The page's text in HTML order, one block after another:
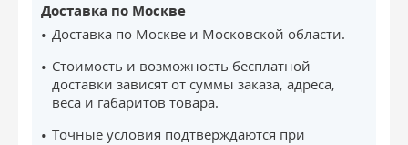
Доставка по Москве
Доставка по Москве и Московской области.
Стоимость и возможность бесплатной
доставки зависят от суммы заказа, адреса,
веса и габаритов товара.
Точные условия подтверждаются при